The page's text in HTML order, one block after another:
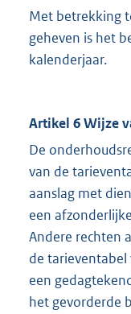
Met betrekking
geheven is het
kalenderjaar.
Artikel 6 Wijze
De
van de
aanslag met
een
Andere rechten
de
een
het gevorderde